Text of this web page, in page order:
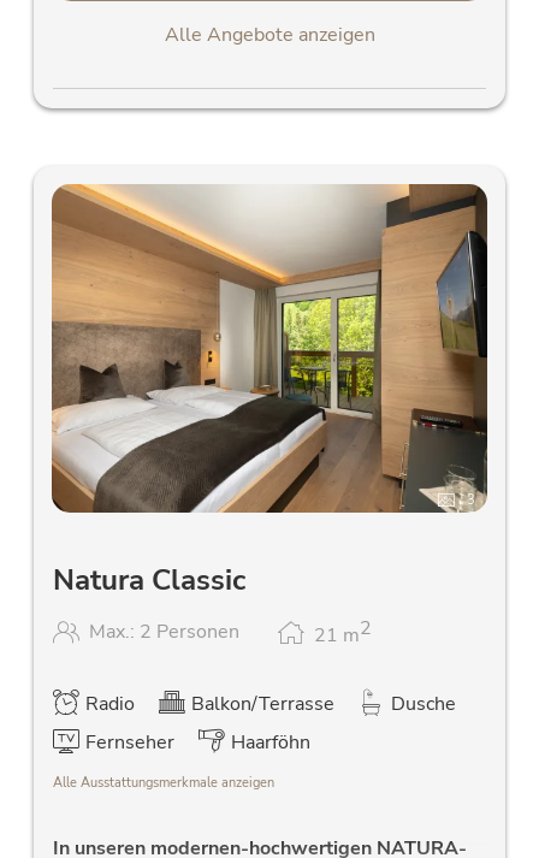
Alle Angebote anzeigen
3
Natura Classic
Max.: 2 Personen 21 m2
Radio Balkon/Terrasse
Dusche
Fernseher
Haarföhn
Alle Ausstattungsmerkmale anzeigen
In unseren modernen-hochwertigen NATURA-